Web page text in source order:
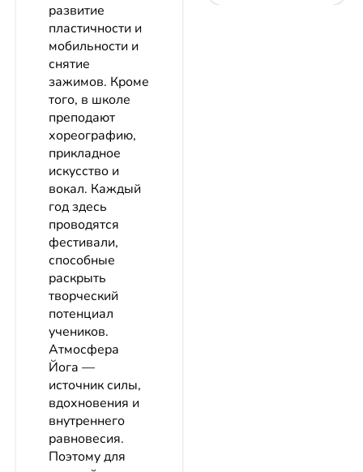
развитие
пластичности и
мобильности и
снятие
зажимов. Кроме
того, в школе
преподают
хореографию,
прикладное
искусство и
вокал. Каждый
год здесь
проводятся
фестивали,
способные
раскрыть
творческий
потенциал
учеников.
Атмосфера
Йога —
источник силы,
вдохновения и
внутреннего
равновесия.
Поэтому для